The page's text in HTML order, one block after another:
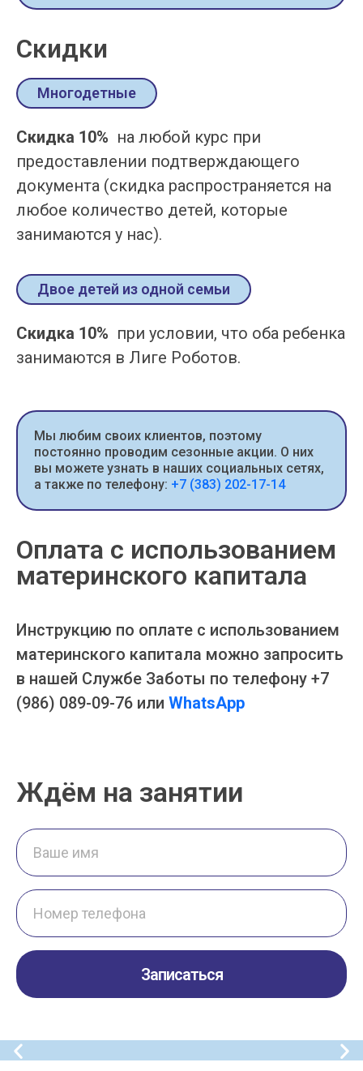
Скидки
Многодетные
Скидка 10% на любой курс при
предоставлении подтверждающего
документа (скидка распространяется на
любое количество детей, которые
занимаются у нас).
Двое детей из одной семьи
Скидка 10% при условии, что оба ребенка
занимаются в Лиге Роботов.
Мы любим своих клиентов, поэтому
постоянно проводим сезонные акции. О них
вы можете узнать в наших социальных сетях,
а также по телефону: +7 (383) 202-17-14
Оплата с использованием
материнского капитала
Инструкцию по оплате с использованием
материнского капитала можно запросить
в нашей Службе Заботы по телефону +7
(986) 089-09-76 или WhatsApp
Ждём на занятии
Записаться